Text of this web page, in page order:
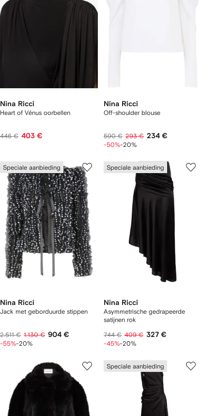
Nina Ricci
Heart of Vénus oorbellen
446 € 403 €
Nina Ricci
Off-shoulder blouse
590 € 293 € 234 €
-50%-20%
Speciale aanbieding
Nina Ricci
Jack met geborduurde stippen
2.511 € 1.130 € 904 €
-55%-20%
Speciale aanbieding
Nina Ricci
Asymmetrische gedrapeerde
satijnen rok
744 € 409 € 327 €
-45%-20%
Speciale aanbieding